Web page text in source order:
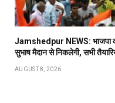
Jamshedpur NEWS: भाजपा की
सुभाष मैदान से निकलेगी, सभी
AUGUST 8, 2026